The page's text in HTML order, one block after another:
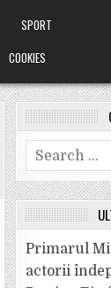
SPORT
COOKIES
Search
for:
Primarul
actorii